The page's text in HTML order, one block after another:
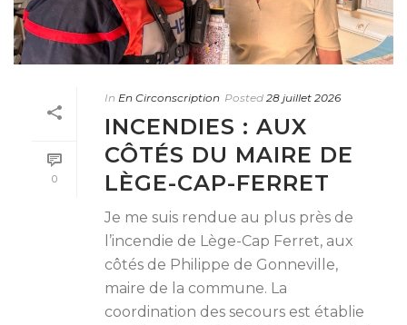
0
In En Circonscription Posted 28 juillet 2026
INCENDIES : AUX
CÔTÉS DU MAIRE DE
LÈGE-CAP-FERRET
Je me suis rendue au plus près de
l’incendie de Lège-Cap Ferret, aux
côtés de Philippe de Gonneville,
maire de la commune. La
coordination des secours est établie